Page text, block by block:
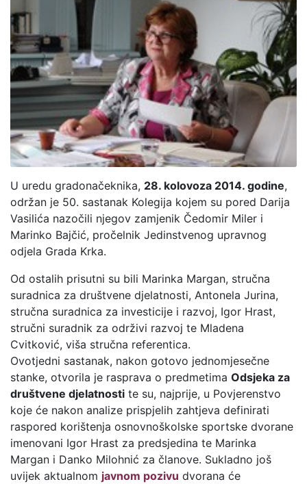
U uredu gradonačeknika, 28. kolovoza 2014. godine,
održan je 50. sastanak Kolegija kojem su pored Darija
Vasilića nazočili njegov zamjenik Čedomir Miler i
Marinko Bajčić, pročelnik Jedinstvenog upravnog
odjela Grada Krka.
Od ostalih prisutni su bili Marinka Margan, stručna
suradnica za društvene djelatnosti, Antonela Jurina,
stručna suradnica za investicije i razvoj, Igor Hrast,
stručni suradnik za održivi razvoj te Mladena
Cvitković, viša stručna referentica.
Ovotjedni sastanak, nakon gotovo jednomjesečne
stanke, otvorila je rasprava o predmetima Odsjeka za
društvene djelatnosti te su, najprije, u Povjerenstvo
koje će nakon analize prispjelih zahtjeva definirati
raspored korištenja osnovnoškolske sportske dvorane
imenovani Igor Hrast za predsjedina te Marinka
Margan i Danko Milohnić za članove. Sukladno još
uvijek aktualnom javnom pozivu dvorana će